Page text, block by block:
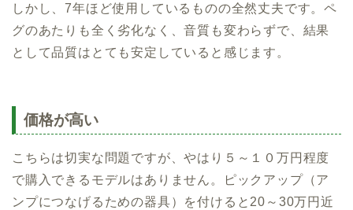
しかし、7年ほど使用しているものの全然丈夫です。ペ
グのあたりも全く劣化なく、音質も変わらずで、結果
として品質はとても安定していると感じます。
価格が高い
こちらは切実な問題ですが、やはり５～１０万円程度
で購入できるモデルはありません。ピックアップ（ア
ンプにつなげるための器具）を付けると20～30万円近